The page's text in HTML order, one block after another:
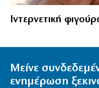
Ιντερνετική
Μείνε
ενημέρωση